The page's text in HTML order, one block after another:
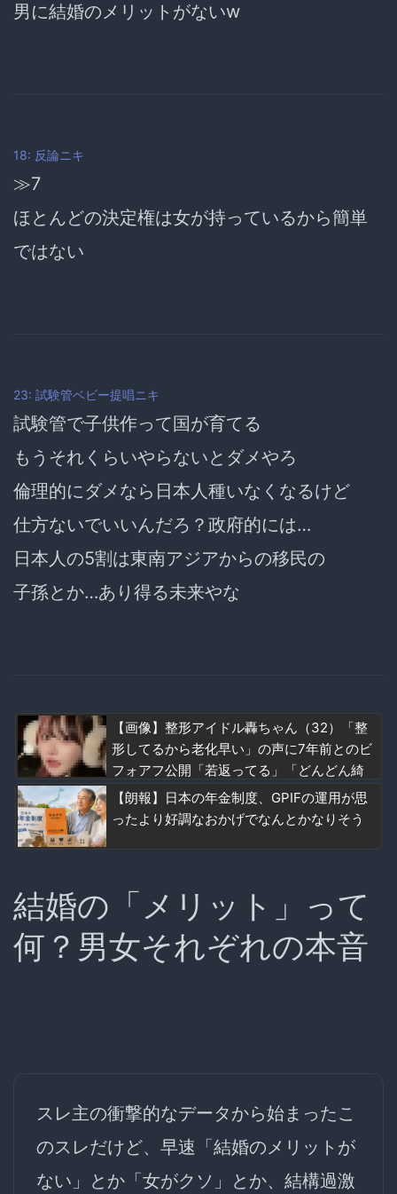
男に結婚のメリットがないw
18: 反論ニキ
≫7
ほとんどの決定権は女が持っているから簡単
ではない
23: 試験管ベビー提唱ニキ
試験管で子供作って国が育てる
もうそれくらいやらないとダメやろ
倫理的にダメなら日本人種いなくなるけど
仕方ないでいいんだろ？政府的には…
日本人の5割は東南アジアからの移民の
子孫とか…あり得る未来やな
【画像】整形アイドル轟ちゃん（32）「整
形してるから老化早い」の声に7年前とのビ
フォアフ公開「若返ってる」「どんどん綺
麗になる」と反響 【Pickup08083010】
【朗報】日本の年金制度、GPIFの運用が思
ったより好調なおかげでなんとかなりそう
結婚の「メリット」って
何？男女それぞれの本音
スレ主の衝撃的なデータから始まったこ
のスレだけど、早速「結婚のメリットが
ない」とか「女がクソ」とか、結構過激